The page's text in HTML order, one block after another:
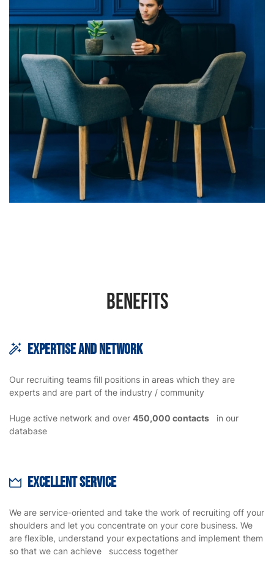
Benefits
Expertise and network
Our recruiting teams fill positions in areas which they are
experts and are part of the industry / community
Huge active network and over 450,000 contacts in our
database
Excellent service
We are service-oriented and take the work of recruiting off your
shoulders and let you concentrate on your core business. We
are flexible, understand your expectations and implement them
so that we can achieve success together